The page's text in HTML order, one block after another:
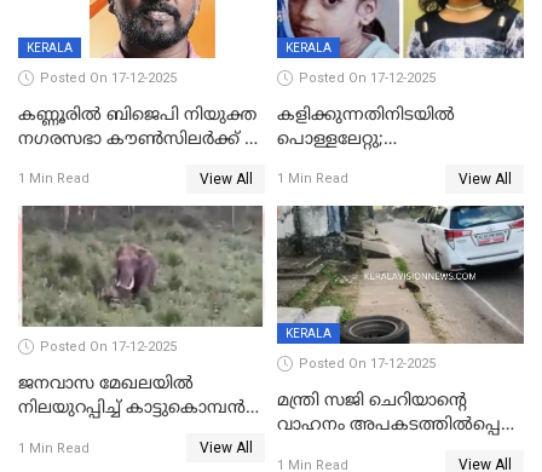
KERALA
Posted On 17-12-2025
കണ്ണൂരിൽ ബിജെപി നിയുക്ത
നഗരസഭാ കൗൺസിലർക്ക് 36
1 Min Read View All
KERALA
Posted On 17-12-2025
കളിക്കുന്നതിനിടയിൽ
പൊള്ളലേറ്റു;
ക്ലാസ് വിദ്യാർത്ഥിനി മരിച്ചു
1 Min Read View All
Posted On 17-12-2025
ജനവാസ മേഖലയില്‍
നിലയുറപ്പിച്ച് കാട്ടുകൊമ്പന്‍
1 Min Read View All
KERALA
Posted On 17-12-2025
മന്ത്രി സജി ചെറിയാന്റെ
വാഹനം അപകടത്തിൽപ്പെട്ടു;
1 Min Read View All